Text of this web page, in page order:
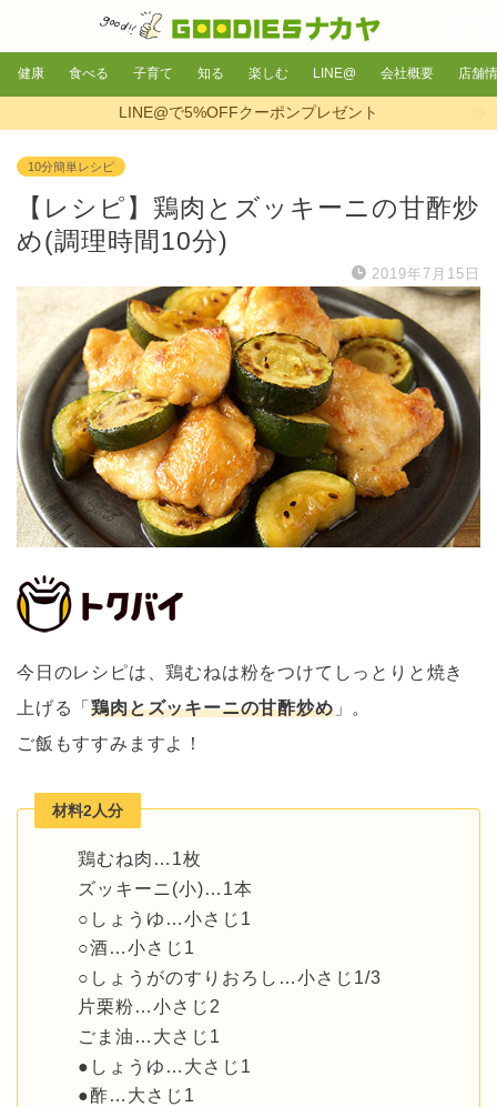
健康 食べる 子育て 知る 楽しむ LINE@ 会社概要 店舗
LINE@で5%OFFクーポンプレゼント
10分簡単レシピ
【レシピ】鶏肉とズッキーニの甘酢炒
め(調理時間10分)
2019年7月15日
今日のレシピは、鶏むねは粉をつけてしっとりと焼き
上げる「鶏肉とズッキーニの甘酢炒め」。
ご飯もすすみますよ！
材料2人分
鶏むね肉…1枚
ズッキーニ(小)…1本
○しょうゆ…小さじ1
○酒…小さじ1
○しょうがのすりおろし…小さじ1/3
片栗粉…小さじ2
ごま油…大さじ1
●しょうゆ…大さじ1
●酢…大さじ1